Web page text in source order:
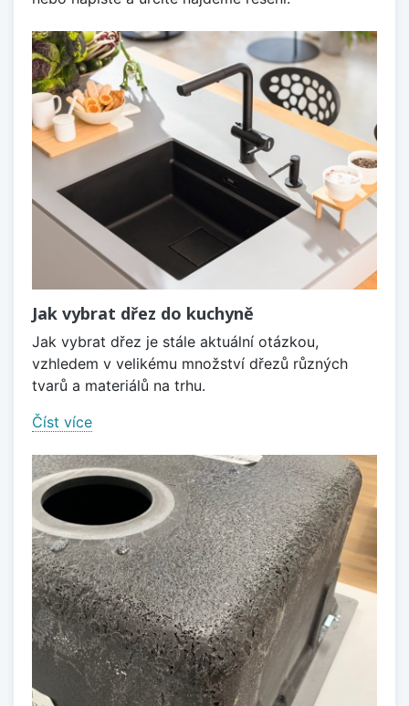
Jak vybrat dřez do kuchyně
Jak vybrat dřez je stále aktuální otázkou,
vzhledem v velikému množství dřezů různých
tvarů a materiálů na trhu.
Číst více